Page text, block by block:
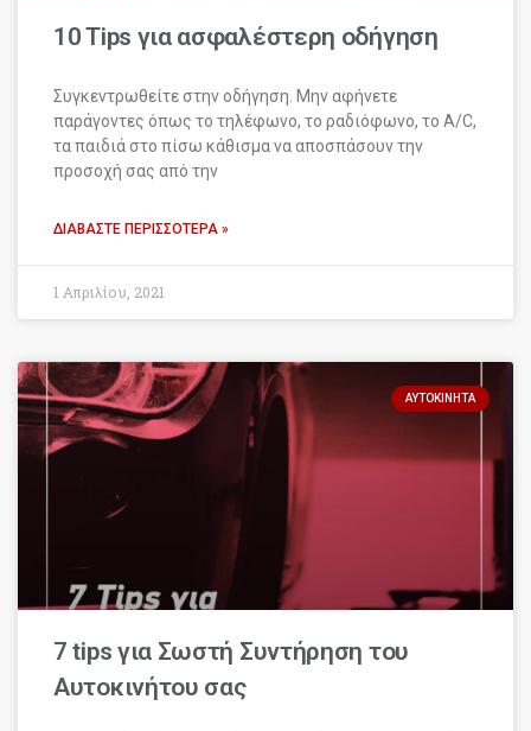
10 Tips για ασφαλέστερη οδήγηση
Συγκεντρωθείτε στην οδήγηση. Μην αφήνετε
παράγοντες όπως το τηλέφωνο, το ραδιόφωνο, το A/C,
τα παιδιά στο πίσω κάθισμα να αποσπάσουν την
προσοχή σας από την
ΔΙΑΒΆΣΤΕ ΠΕΡΙΣΣΌΤΕΡΑ »
1 Απριλίου, 2021
ΑΥΤΟΚΊΝΗΤΑ
7 tips για Σωστή Συντήρηση του
Αυτοκινήτου σας